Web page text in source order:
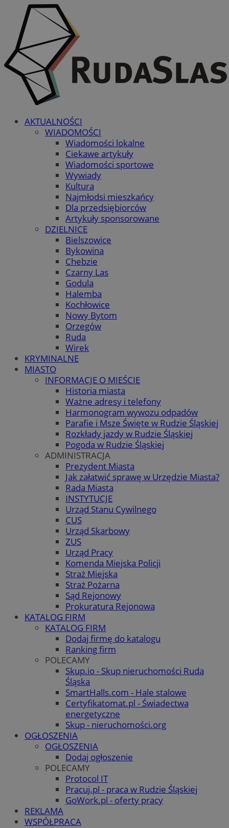
AKTUALNOŚCI
WIADOMOŚCI
Wiadomości lokalne
Ciekawe artykuły
Wiadomości sportowe
Wywiady
Kultura
Najmłodsi mieszkańcy
Dla przedsiębiorców
Artykuły sponsorowane
DZIELNICE
Bielszowice
Bykowina
Chebzie
Czarny Las
Godula
Halemba
Kochłowice
Nowy Bytom
Orzegów
Ruda
Wirek
KRYMINALNE
MIASTO
INFORMACJE O MIEŚCIE
Historia miasta
Ważne adresy i telefony
Harmonogram wywozu odpadów
Parafie i Msze Święte w Rudzie Śląskiej
Rozkłady jazdy w Rudzie Śląskiej
Pogoda w Rudzie Śląskiej
ADMINISTRACJA
Prezydent Miasta
Jak załatwić sprawę w Urzędzie Miasta?
Rada Miasta
INSTYTUCJE
Urząd Stanu Cywilnego
CUS
Urząd Skarbowy
ZUS
Urząd Pracy
Komenda Miejska Policji
Straż Miejska
Straż Pożarna
Sąd Rejonowy
Prokuratura Rejonowa
KATALOG FIRM
KATALOG FIRM
Dodaj firmę do katalogu
Ranking firm
POLECAMY
Skup.io - Skup nieruchomości Ruda
Śląska
SmartHalls.com - Hale stalowe
Certyfikatomat.pl - Świadectwa
energetyczne
Skup - nieruchomości.org
OGŁOSZENIA
OGŁOSZENIA
Dodaj ogłoszenie
POLECAMY
Protocol IT
Pracuj.pl - praca w Rudzie Śląskiej
GoWork.pl - oferty pracy
REKLAMA
WSPÓŁPRACA